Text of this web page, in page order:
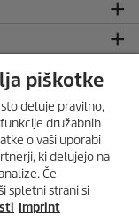
piškotke
deluje pravilno,
družabnih
o vaši uporabi
ki delujejo na
Če
spletni strani si
Imprint